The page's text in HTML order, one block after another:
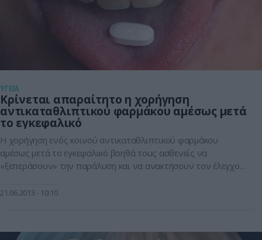
ΥΓΕΙΑ
Κρίνεται απαραίτητο η χορήγηση
αντικαταθλιπτικού φαρμάκου αμέσως μετά
το εγκεφαλικό
Η χορήγηση ενός κοινού αντικαταθλιπτικού φαρμάκου
αμέσως μετά το εγκεφαλικό βοηθά τους ασθενείς να
«ξεπεράσουν» την παράλυση και να ανακτήσουν τον έλεγχο
επιστημονική επιθεώρηση «Lancet Neurology», χορηγήθηκε σε
(εκλεκτικοί αναστολείς επαναπρόσληψης της σεροτονίνης) […]
21.06.2013 10:10